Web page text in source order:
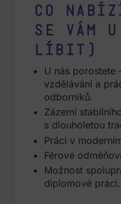
Co
se vám
líbit)
U nás porostete
vzdělávání a
odborníků.
Zázemí
s dlouholetou
Práci v
Férové
Možnost
diplomové práci.